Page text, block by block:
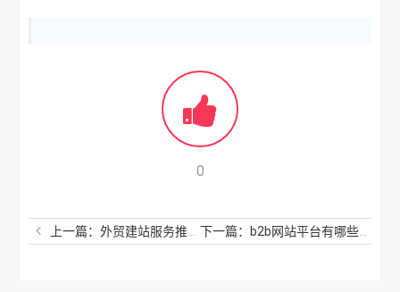
0
上一篇：外贸建站服务推广公司有哪些？外贸建站推广哪家好？